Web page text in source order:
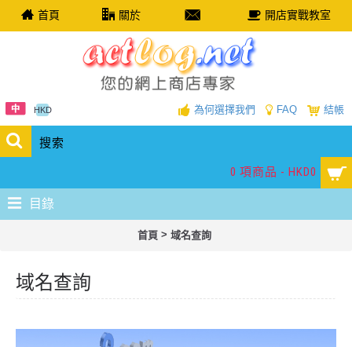
首頁 關於 開店實戰教室
0 項商品 - HKD0
HKD 為何選擇我們 FAQ 結帳
目錄
首頁 > 域名查詢
域名查詢